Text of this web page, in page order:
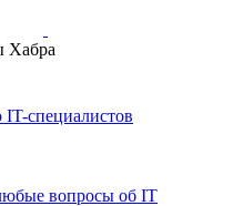
Хабра
специалистов
вопросы об IT